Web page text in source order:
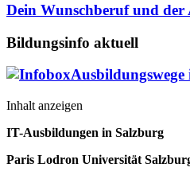
Dein Wunschberuf und
Bildungsinfo aktuell
Inhalt anzeigen
IT-Ausbildungen in Salzburg
Paris Lodron Universität